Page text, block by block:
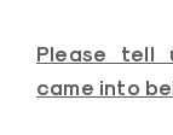
Please tell
came into